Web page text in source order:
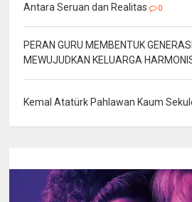
Antara Seruan dan Realitas
0
PERAN GURU MEMBENTUK
MEWUJUDKAN KELUARGA
Kemal Atatürk Pahlawan Kaum